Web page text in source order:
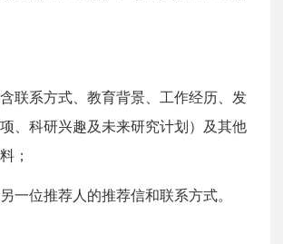
含联系方式、教育背景、工作经历、发
、科研兴趣及未来研究计划）及其他
；
一位推荐人的推荐信和联系方式。